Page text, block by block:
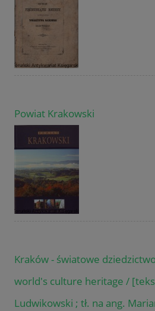
Powiat Krakowski
Kraków - światowe
world's culture heritage /
Ludwikowski ; tł. na ang.